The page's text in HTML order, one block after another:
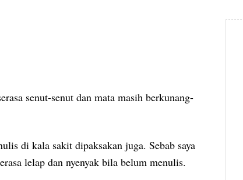
senut-senut dan mata masih berkunang-
di kala sakit dipaksakan juga. Sebab saya
lelap dan nyenyak bila belum menulis.